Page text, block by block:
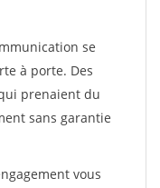
se
à porte. Des
prenaient du
sans garantie
vous